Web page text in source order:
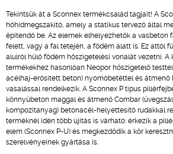
Tekintsük át a Sconnex termékcsalád tagjait! A
hőhídmegszakító, amely a statikus tervező által
építendő be. Az elemek elhelyezhetők a vasbeton
felett, vagy a fal tetején, a födém alatt is. Ez attól
alulról hűlő födém hőszigetelési vonalát vezetni. A
termékekhez hasonlóan Neopor hőszigetelő
acélhaj-erősített beton) nyomóbetéttel és átmenő
vasalással rendelkezik. A Sconnex P típus
könnyűbeton maggal és átmenő Combar
kompozitanyag) betonacél-helyettesítő rudakkal
terméknél idén több újítás is várható: érkezik a
elem (Sconnex P-U) és megkezdődik a kör
szerelvényeinek gyártása is.